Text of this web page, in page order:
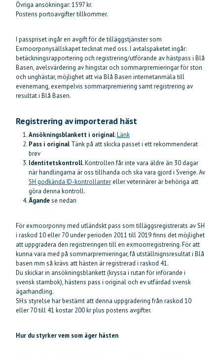
Övriga ansökningar: 1597 kr.
Postens portoavgifter tillkommer.
I passpriset ingår en avgift för de tilläggstjänster som
Exmoorponysällskapet tecknat med oss. I avtalspaketet ingår:
betäckningsrapportering och registrering/utförande av hästpass i Blå
Basen, avelsvärdering av hingstar och sommarpremieringar för ston
och unghästar, möjlighet att via Blå Basen internetanmäla till
evenemang, exempelvis sommarpremiering samt registrering av
resultat i Blå Basen.
Registrering av importerad häst
Ansökningsblankett i original:Länk
Pass i original Tänk på att skicka passet i ett rekommenderat
brev
Identitetskontroll.Kontrollen får inte vara äldre än 30 dagar
när handlingarna är oss tillhanda och ska vara gjord i Sverige. Av
SH godkända ID-kontrollantereller veterinärer är behöriga att
göra denna kontroll.
Ägandese nedan
För exmoorponny med utländskt pass som tilläggsregistrerats av SH
i raskod 10 eller 70 under perioden 2011 till 2019 finns det möjlighet
att uppgradera den registreringen till en exmoorregistrering. För att
kunna vara med på sommarpremieringar, få utställnignsresultat i Blå
basen mm så krävs att hästen är registrerad i raskod 41.
Du skickar in ansökningsblankett (kryssa i rutan för införande i
svensk stambok), hästens pass i original och ev utfärdad svensk
ägarhandling.
SH:s styrelse har bestämt att denna uppgradering från raskod 10
eller 70 till 41 kostar 200 kr plus postens avgifter.
Hur du styrker vem som äger hästen